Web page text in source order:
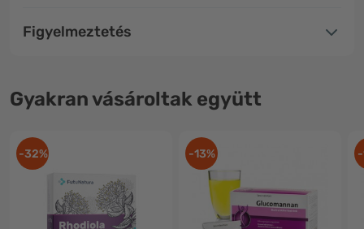
Figyelmeztetés
Gyakran vásároltak együtt
-32% -13% -